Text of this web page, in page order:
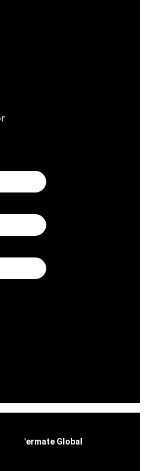
hỗ trợ
Permate Global